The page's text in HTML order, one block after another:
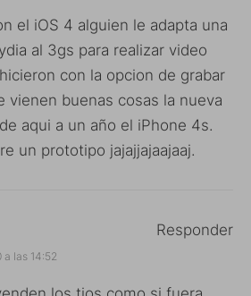
el iOS 4 alguien le adapta una
al 3gs para realizar video
con la opcion de grabar
vienen buenas cosas la nueva
aqui a un año el iPhone 4s.
un prototipo jajajjajaajaaj.
a las 14:52
Responder